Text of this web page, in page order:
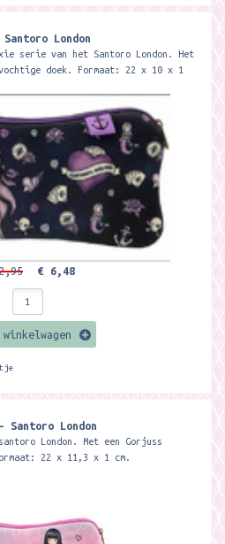
London
serie van het Santoro London. Het
doek. Formaat: 22 x 10 x 1
€ 6,48
London
London. Met een Gorjuss
22 x 11,3 x 1 cm.